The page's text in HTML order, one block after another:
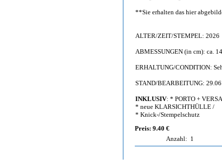
**Sie erhalten das hier
ALTER/ZEIT/STEMPEL: 2026
ABMESSUNGEN (in cm): ca.
ERHALTUNG/CONDITION:
STAND/BEARBEITUNG:
INKLUSIV: * PORTO +
* neue KLARSICHTHÜLLE /
* Knick-/Stempelschutz
Preis: 9.40 €
Anzahl: 1